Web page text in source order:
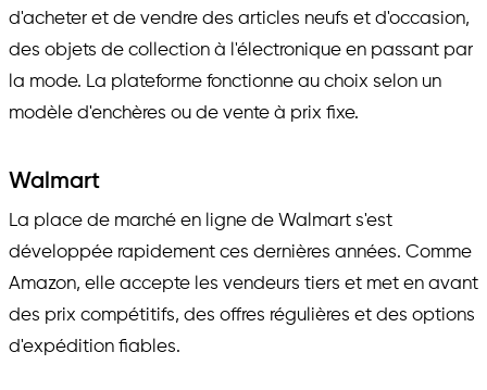
d'acheter et de vendre des articles neufs et d'occasion,
des objets de collection à l'électronique en passant par
la mode. La plateforme fonctionne au choix selon un
modèle d'enchères ou de vente à prix fixe.
Walmart
La place de marché en ligne de Walmart s'est
développée rapidement ces dernières années. Comme
Amazon, elle accepte les vendeurs tiers et met en avant
des prix compétitifs, des offres régulières et des options
d'expédition fiables.